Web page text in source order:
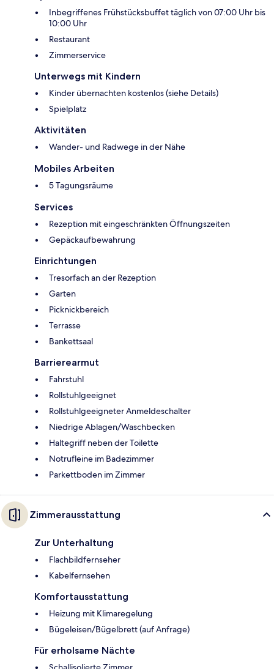
Inbegriffenes Frühstücksbuffet täglich von 07:00 Uhr bis
10:00 Uhr
Restaurant
Zimmerservice
Unterwegs mit Kindern
Kinder übernachten kostenlos (siehe Details)
Spielplatz
Aktivitäten
Wander- und Radwege in der Nähe
Mobiles Arbeiten
5 Tagungsräume
Services
Rezeption mit eingeschränkten Öffnungszeiten
Gepäckaufbewahrung
Einrichtungen
Tresorfach an der Rezeption
Garten
Picknickbereich
Terrasse
Bankettsaal
Barrierearmut
Fahrstuhl
Rollstuhlgeeignet
Rollstuhlgeeigneter Anmeldeschalter
Niedrige Ablagen/Waschbecken
Haltegriff neben der Toilette
Notrufleine im Badezimmer
Parkettboden im Zimmer
Zimmerausstattung
Zur Unterhaltung
Flachbildfernseher
Kabelfernsehen
Komfortausstattung
Heizung mit Klimaregelung
Bügeleisen/Bügelbrett (auf Anfrage)
Für erholsame Nächte